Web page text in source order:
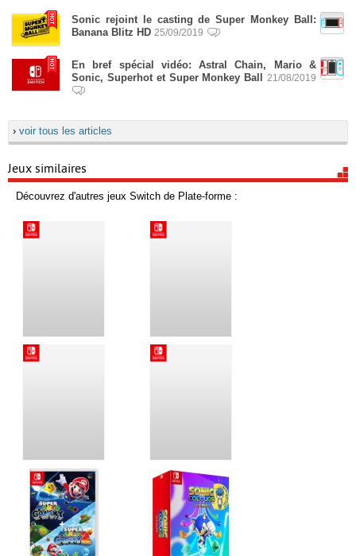
Sonic rejoint le casting de Super Monkey Ball:
Banana Blitz HD 25/09/2019
En bref spécial vidéo: Astral Chain, Mario &
Sonic, Superhot et Super Monkey Ball
21/08/2019
› voir tous les articles
Jeux similaires
Découvrez d'autres jeux Switch de Plate-forme :